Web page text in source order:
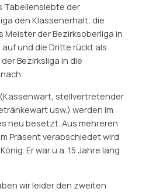
Tabellensiebte der
den Klassenerhalt, die
Meister der Bezirksoberliga in
auf und die Dritte rückt als
Bezirksliga in die
stellvertretender
usw.) werden im
neu besetzt. Aus mehreren
Präsent verabschiedet wird
Er war u.a. 15 Jahre lang
wir leider den zweiten